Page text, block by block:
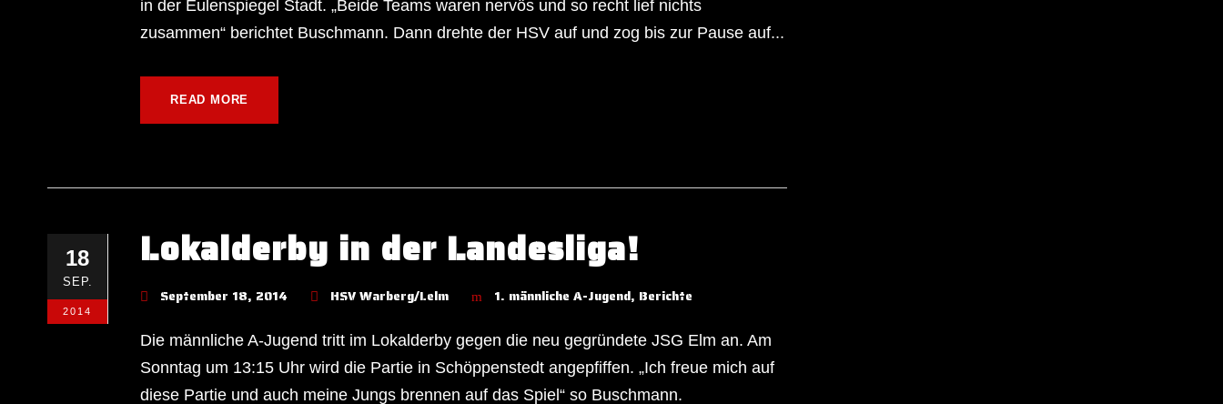
in der Eulenspiegel Stadt. „Beide Teams waren nervös und so recht lief nichts
zusammen“ berichtet Buschmann. Dann drehte der HSV auf und zog bis zur Pause auf...
READ MORE
18
SEP.
2014
Lokalderby in der Landesliga!
September 18, 2014 HSV Warberg/Lelm 1. männliche A-Jugend, Berichte
Die männliche A-Jugend tritt im Lokalderby gegen die neu gegründete JSG Elm an. Am
Sonntag um 13:15 Uhr wird die Partie in Schöppenstedt angepfiffen. „Ich freue mich auf
diese Partie und auch meine Jungs brennen auf das Spiel“ so Buschmann.